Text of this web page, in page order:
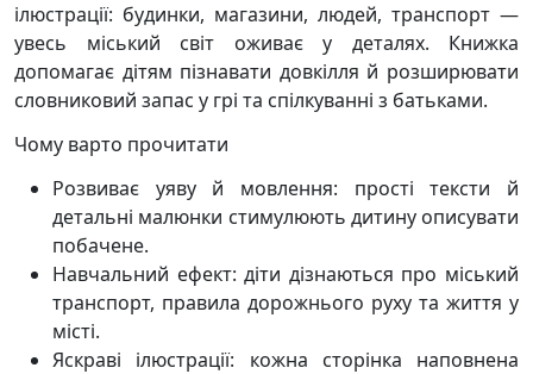
ілюстрації: будинки, магазини, людей, транспорт —
увесь міський світ оживає у деталях. Книжка
допомагає дітям пізнавати довкілля й розширювати
словниковий запас у грі та спілкуванні з батьками.
Чому варто прочитати
Розвиває уяву й мовлення: прості тексти й
детальні малюнки стимулюють дитину описувати
побачене.
Навчальний ефект: діти дізнаються про міський
транспорт, правила дорожнього руху та життя у
місті.
Яскраві ілюстрації: кожна сторінка наповнена